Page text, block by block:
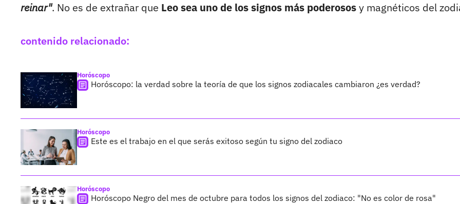
reinar". No es de extrañar que Leo sea uno de los signos más poderososy magnéticos del
contenido relacionado:
Horóscopo
Horóscopo: la verdad sobre la teoría de que los signos zodiacales cambiaron ¿es verdad?
Horóscopo
Este es el trabajo en el que serás exitoso según tu signo del zodiaco
Horóscopo
Horóscopo Negro del mes de octubre para todos los signos del zodiaco: "No es color de rosa"